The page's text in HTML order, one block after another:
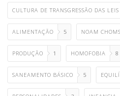
CULTURA DE TRANSGRESSÃO DAS LEIS
ALIMENTAÇÃO 5 NOAM
PRODUÇÃO 1 HOMOFOBIA 8
SANEAMENTO BÁSICO 5